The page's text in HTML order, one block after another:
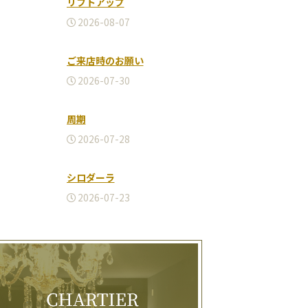
2026-08-07
ご来店時のお願い
2026-07-30
周期
2026-07-28
シロダーラ
2026-07-23